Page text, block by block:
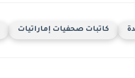
كاتبات صحفيات إماراتيات